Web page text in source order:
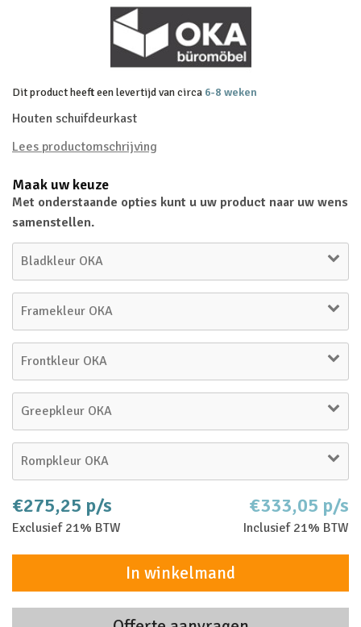
Dit product heeft een levertijd van circa 6-8 weken
Houten schuifdeurkast
Lees productomschrijving
Maak uw keuze
Met onderstaande opties kunt u uw product naar uw wens
samenstellen.
Bladkleur OKA
Framekleur OKA
Frontkleur OKA
Greepkleur OKA
Rompkleur OKA
€275,25 p/s
Exclusief 21% BTW
€333,05 p/s
Inclusief 21% BTW
In winkelmand